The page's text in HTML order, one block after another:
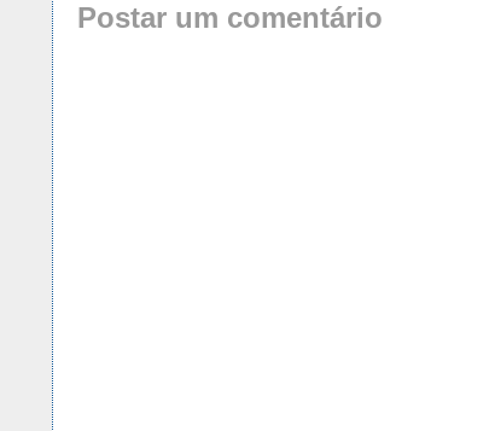
Postar um comentário